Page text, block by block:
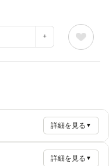
詳細を見る ▼
詳細を見る ▼